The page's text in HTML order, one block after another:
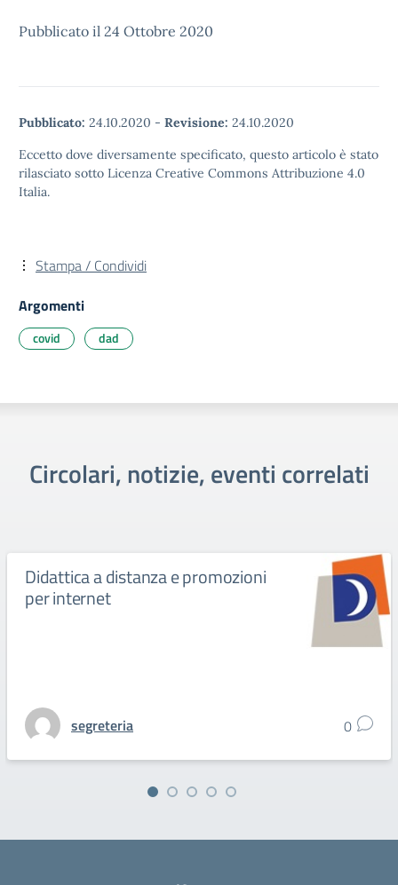
Pubblicato il 24 Ottobre 2020
Pubblicato: 24.10.2020 - Revisione: 24.10.2020
Eccetto dove diversamente specificato, questo articolo è stato
rilasciato sotto Licenza Creative Commons Attribuzione 4.0
Italia.
Stampa / Condividi
Argomenti
covid dad
Circolari, notizie, eventi correlati
Didattica a distanza e promozioni
per internet
segreteria 0